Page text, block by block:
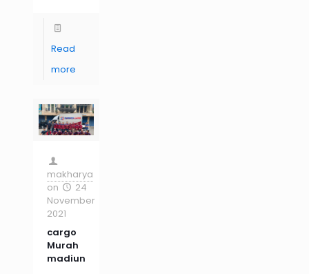
Read
more
makharya
on
24
November
2021
cargo
Murah
madiun